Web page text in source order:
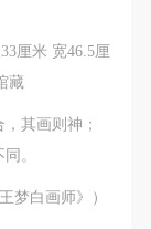
厘米 宽46.5厘
藏
其画则神；
。
梦白画师》）